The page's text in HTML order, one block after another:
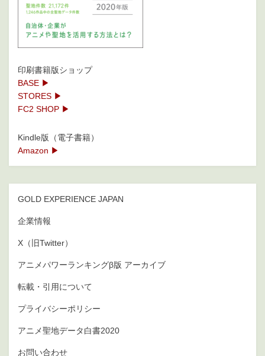
印刷書籍版ショップ
BASE ▶
STORES ▶
FC2 SHOP ▶
Kindle版（電子書籍）
Amazon ▶
GOLD EXPERIENCE JAPAN
企業情報
X（旧Twitter）
アニメパワーランキングβ版 アーカイブ
転載・引用について
プライバシーポリシー
アニメ聖地データ白書2020
お問い合わせ